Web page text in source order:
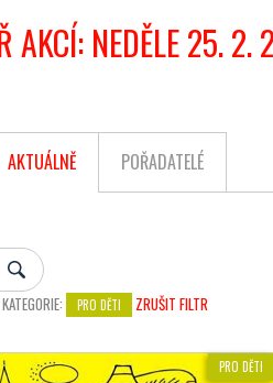
AKCÍ: NEDĚLE 25. 2.
AKTUÁLNĚ POŘADATELÉ
KATEGORIE: PRO DĚTI ZRUŠIT FILTR
PRO DĚTI